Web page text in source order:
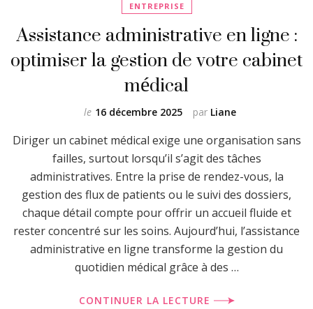
ENTREPRISE
Assistance administrative en ligne :
optimiser la gestion de votre cabinet
médical
par Liane
le 16 décembre 2025
Diriger un cabinet médical exige une organisation sans
failles, surtout lorsqu’il s’agit des tâches
administratives. Entre la prise de rendez-vous, la
gestion des flux de patients ou le suivi des dossiers,
chaque détail compte pour offrir un accueil fluide et
rester concentré sur les soins. Aujourd’hui, l’assistance
administrative en ligne transforme la gestion du
quotidien médical grâce à des …
CONTINUER LA LECTURE